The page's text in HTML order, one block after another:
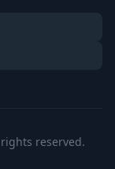
reserved.